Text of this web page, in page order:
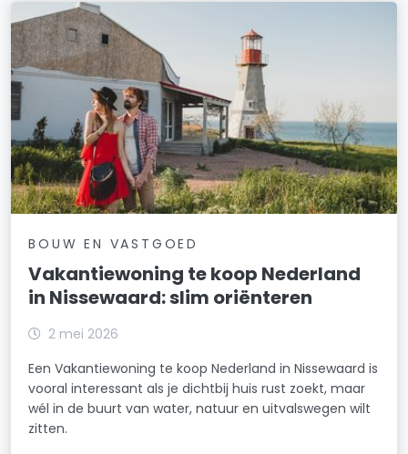
BOUW EN VASTGOED
Vakantiewoning te koop Nederland
in Nissewaard: slim oriënteren
2 mei 2026
Een Vakantiewoning te koop Nederland in Nissewaard is
vooral interessant als je dichtbij huis rust zoekt, maar
wél in de buurt van water, natuur en uitvalswegen wilt
zitten.